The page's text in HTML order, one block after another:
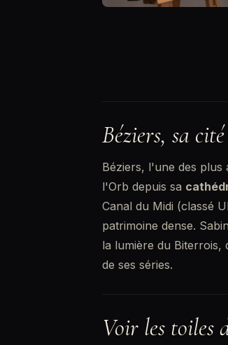
Béziers, sa
Béziers, l'une des plus
l'Orb depuis sa
Canal du Midi (classé
patrimoine dense.
la lumière du Biterrois,
de ses séries.
Voir les toiles